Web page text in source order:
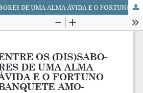
ENTRE OS (DIS)SABORES DE UMA ALMA ÁVIDA E O FORTUNO BANQUETE AMOROSO: A DELICIOSA FONTE DOS PRAZERES EM “O PESCADOR E SUA ALMA”, DE OSCAR WILDE